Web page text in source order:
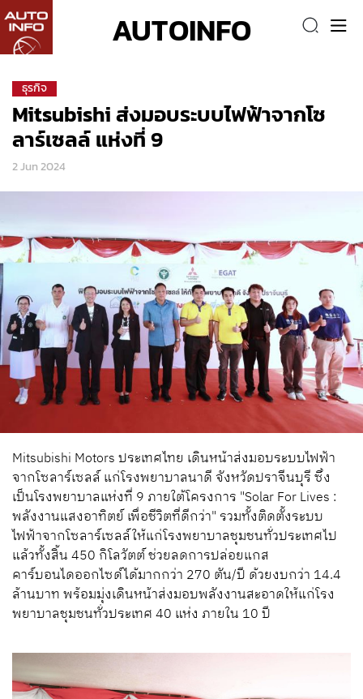
AUTOINFO
ธุรกิจ
Mitsubishi ส่งมอบระบบไฟฟ้าจากโซ
ลาร์เซลล์ แห่งที่ 9
2 Jun 2024
Mitsubishi Motors ประเทศไทย เดินหน้าส่งมอบระบบไฟฟ้า
จากโซลาร์เซลล์ แก่โรงพยาบาลนาดี จังหวัดปราจีนบุรี ซึ่ง
เป็นโรงพยาบาลแห่งที่ 9 ภายใต้โครงการ "Solar For Lives :
พลังงานแสงอาทิตย์ เพื่อชีวิตที่ดีกว่า" รวมทั้งติดตั้งระบบ
ไฟฟ้าจากโซลาร์เซลล์ให้แก่โรงพยาบาลชุมชนทั่วประเทศไป
แล้วทั้งสิ้น 450 กิโลวัตต์ ช่วยลดการปล่อยแกส
คาร์บอนไดออกไซด์ได้มากกว่า 270 ตัน/ปี ด้วยงบกว่า 14.4
ล้านบาท พร้อมมุ่งเดินหน้าส่งมอบพลังงานสะอาดให้แก่โรง
พยาบาลชุมชนทั่วประเทศ 40 แห่ง ภายใน 10 ปี